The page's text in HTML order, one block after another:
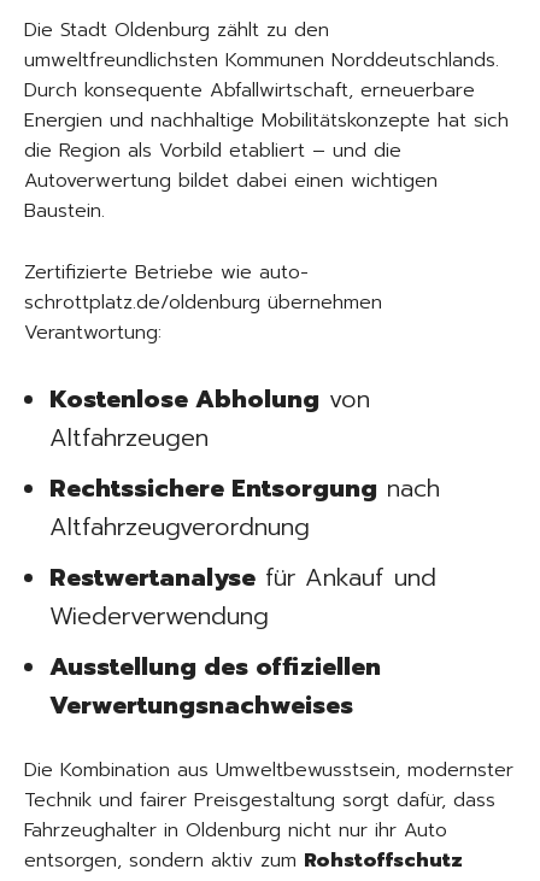
Die Stadt Oldenburg zählt zu den
umweltfreundlichsten Kommunen Norddeutschlands.
Durch konsequente Abfallwirtschaft, erneuerbare
Energien und nachhaltige Mobilitätskonzepte hat sich
die Region als Vorbild etabliert – und die
Autoverwertung bildet dabei einen wichtigen
Baustein.
Zertifizierte Betriebe wie auto-
schrottplatz.de/oldenburg übernehmen
Verantwortung:
Kostenlose Abholung von
Altfahrzeugen
Rechtssichere Entsorgung nach
Altfahrzeugverordnung
Restwertanalyse für Ankauf und
Wiederverwendung
Ausstellung des offiziellen
Verwertungsnachweises
Die Kombination aus Umweltbewusstsein, modernster
Technik und fairer Preisgestaltung sorgt dafür, dass
Fahrzeughalter in Oldenburg nicht nur ihr Auto
entsorgen, sondern aktiv zum Rohstoffschutz